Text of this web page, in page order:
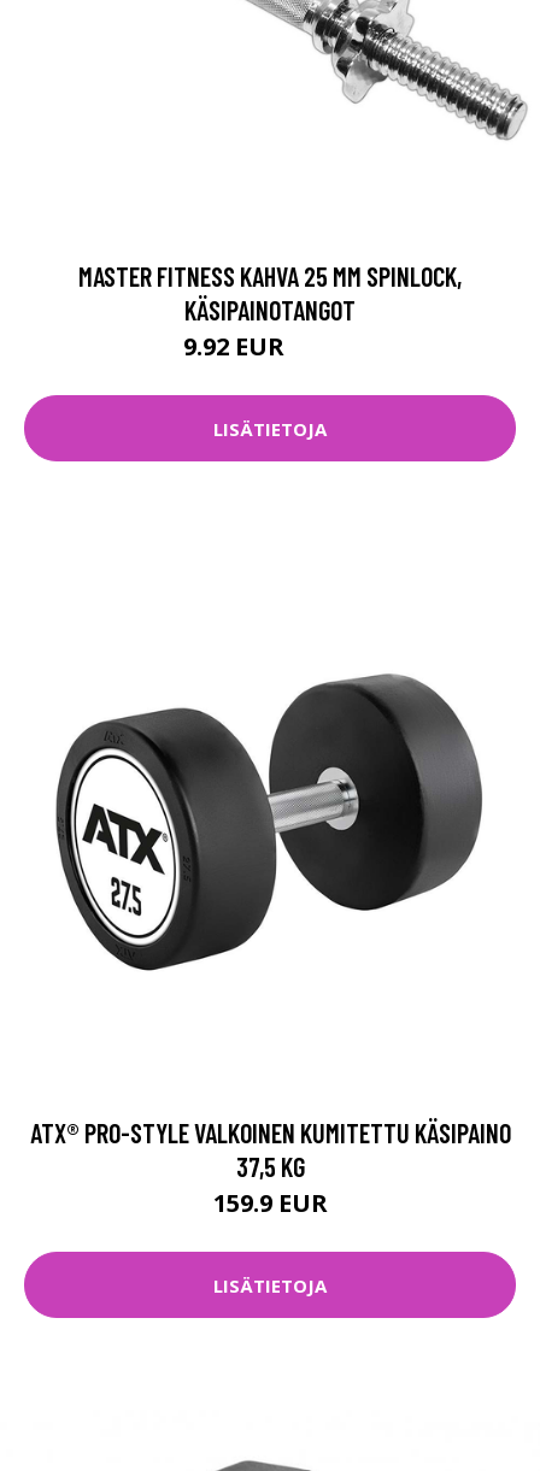
MASTER FITNESS KAHVA 25 MM SPINLOCK,
KÄSIPAINOTANGOT
9.92 EUR
LISÄTIETOJA
ATX® PRO-STYLE VALKOINEN KUMITETTU KÄSIPAINO
37,5 KG
159.9 EUR
LISÄTIETOJA